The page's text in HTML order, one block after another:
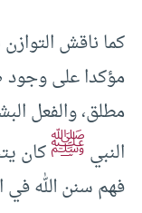
كما ناقش
مؤكدا على
مطلق، والفعل
النبيﷺكان
فهم سنن الله في